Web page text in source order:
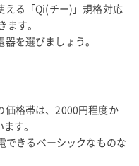
える「Qi(チー)」規格対応
す。
を選びましょう。
価格帯は、2000円程度か
す。
できるベーシックなものな